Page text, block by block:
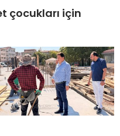
çocukları için